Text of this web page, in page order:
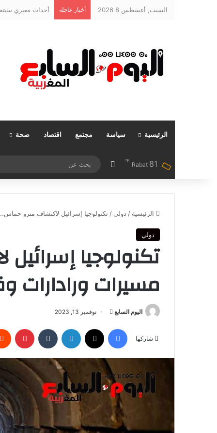
السبت, أغسطس 8 2026 أخبار عاجلة أحداث معبري سبتة
الرئيسية سياسة مجتمع اقتصاد صحة
Rabat 81
℉ مقال عشوائي
الرئيسية / دولي / تكنولوجيا إسرائيل لاكتشاف مترو
دولي
تكنولوجيا
مسيرات ورادارات
اليوم السابع
أرسل
إلكترونيا
نوفمبر 13, 2023
شاركها
فيسبوك لينكدإن